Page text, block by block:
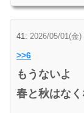
41: 2026/05/01(金
>>6
もうないよ
春と秋はな